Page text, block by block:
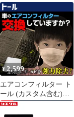
M909HDL MDV-
M908HDL MDV-
M907HDL 保護フィル
ム OverLay Eye
Protector カーナビ用フ
ィルム ブルーライトカ
ット
¥2,599
エアコンフィルター ト
ール (カスタム含む)
M90#S M91#S 08975-
K9005 純正交換用 花粉